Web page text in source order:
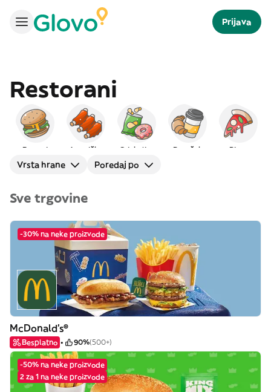
Prijava
Restorani
Burgeri Američka Grickalice Doručak Pizza
Vrsta hrane Poredaj po
Sve trgovine
-30% na neke proizvode
McDonald's®
Besplatno 90%(500+)
-50% na neke proizvode
2 za 1 na neke proizvode